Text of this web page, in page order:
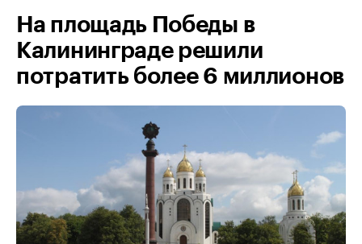
На площадь Победы в
Калининграде решили
потратить более 6 миллионов